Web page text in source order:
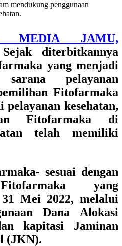
mendukung penggunaan
MEDIA JAMU,
Sejak diterbitkannya
yang menjadi
pelayanan
Fitofarmaka
kesehatan,
Fitofarmaka di
telah memiliki
sesuai dengan
yang
Mei 2022, melalui
Dana Alokasi
kapitasi Jaminan
(JKN).